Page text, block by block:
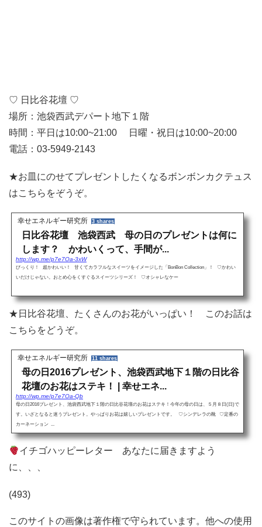
♡ 日比谷花壇 ♡
場所：池袋西武デパート地下１階
時間：平日は10:00~21:00 日曜・祝日は10:00~20:00
電話：03-5949-2143
★お皿にのせてプレゼントしたくなるボンボンカクテュス
はこちらをぞうぞ。
幸せエネルギー研究所 3 shares
日比谷花壇 池袋西武 母の日のプレゼントは何に
します？ かわいくって、手間が...
http://wp.me/p7e7Oa-3xW
びっくり！ 超かわいい！ 甘くてカラフルなスイーツをイメージした「BonBon Collection」！ ♡かわい
いだけじゃない。おとめ心をくすぐるスイーツシリーズ！ ♡オシャレなケー
★日比谷花壇、たくさんのお花がいっぱい！ このお話は
こちらをどうぞ。
幸せエネルギー研究所 11 shares
母の日2016プレゼント、池袋西武地下１階の日比谷
花壇のお花はステキ！ | 幸せエネ...
http://wp.me/p7e7Oa-Qb
母の日2016プレゼント、池袋西武地下１階の日比谷花壇のお花はステキ！今年の母の日は、５月８日(日)で
す。いざとなると迷うプレゼント。やっぱりお花は嬉しいプレゼントです。 ♡シンデレラの靴 ♡定番の
カーネーション ...
イチゴハッピーレター あなたに届きますよう
に、、、
(493)
このサイトの画像は著作権で守られています。他への使用